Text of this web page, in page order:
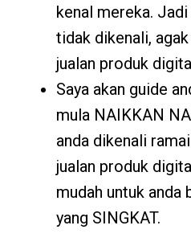
kenal mereka.
tidak dikenali,
jualan produk
Saya akan guide
mula NAIKKAN
anda dikenali
jualan produk
mudah untuk anda
yang SINGKAT.